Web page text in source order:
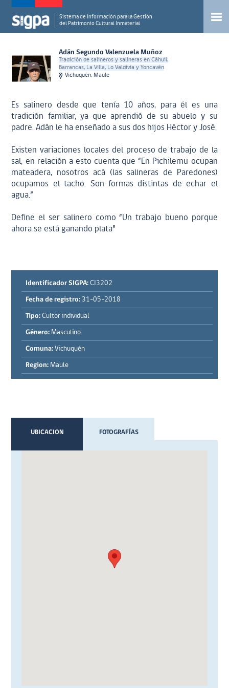
Sistema de Información para la Gestión
del Patrimonio Cultural Inmaterial
Adán Segundo Valenzuela Muñoz
Tradición de salineros y salineras en Cáhuil,
Barrancas, La Villa, Lo Valdivia y Yoncavén
Vichuquén, Maule
Es salinero desde que tenía 10 años, para él es una
tradición familiar, ya que aprendió de su abuelo y su
padre. Adán le ha enseñado a sus dos hijos Héctor y José.
Existen variaciones locales del proceso de trabajo de la
sal, en relación a esto cuenta que “En Pichilemu ocupan
mateadera, nosotros acá (las salineras de Paredones)
ocupamos el tacho. Son formas distintas de echar el
agua.”
Define el ser salinero como “Un trabajo bueno porque
ahora se está ganando plata”
Identificador SIGPA: CI3202
Fecha de registro: 31-05-2018
Tipo: Cultor individual
Género: Masculino
Comuna: Vichuquén
Region: Maule
UBICACION FOTOGRAFÍAS